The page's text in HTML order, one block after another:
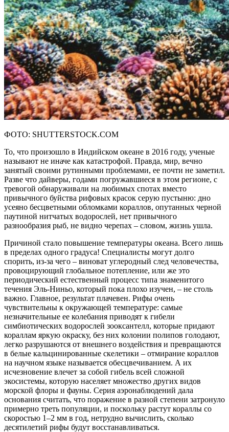
ФОТО: SHUTTERSTOCK.COM
То, что произошло в Индийском океане в 2016 году, ученые
называют не иначе как катастрофой. Правда, мир, вечно
занятый своими рутинными проблемами, ее почти не заметил.
Разве что дайверы, годами погружавшиеся в этом регионе, с
тревогой обнаруживали на любимых спотах вместо
привычного буйства рифовых красок серую пустыню: дно
усеяно бесцветными обломками кораллов, опутанных черной
паутиной нитчатых водорослей, нет привычного
разнообразия рыб, не видно черепах – словом, жизнь ушла.
Причиной стало повышение температуры океана. Всего лишь
в пределах одного градуса! Специалисты могут долго
спорить, из-за чего – виноват углеродный след человечества,
провоцирующий глобальное потепление, или же это
периодический естественный процесс типа знаменитого
течения Эль-Ниньо, который пока плохо изучен, – не столь
важно. Главное, результат плачевен. Рифы очень
чувствительны к окружающей температуре: самые
незначительные ее колебания приводят к гибели
симбиотических водорослей зооксантелл, которые придают
кораллам яркую окраску, без них колонии полипов голодают,
легко разрушаются от внешнего воздействия и превращаются
в белые кальцинированные скелетики – отмирание кораллов
на научном языке называется обесцвечиванием. А их
исчезновение влечет за собой гибель всей сложной
экосистемы, которую населяет множество других видов
морской флоры и фауны. Серия аэронаблюдений дала
основания считать, что поражение в разной степени затронуло
примерно треть популяции, и поскольку растут кораллы со
скоростью 1–2 мм в год, нетрудно вычислить, сколько
десятилетий рифы будут восстанавливаться.